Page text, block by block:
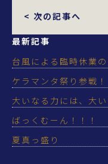
< 次の記事へ
最新記事
台風による臨時休業
ケラマンタ祭り参戦！
大いなる力には、大い
ばっくむーん！！！
夏真っ盛り